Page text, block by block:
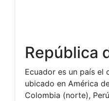
República
Ecuador es un país el
ubicado en América
Colombia (norte),